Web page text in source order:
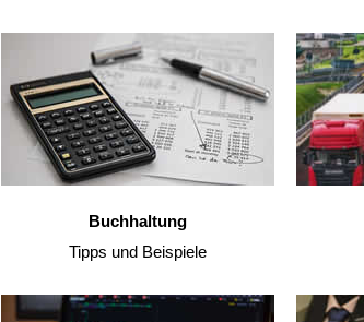
Buchhaltung
Tipps und Beispiele